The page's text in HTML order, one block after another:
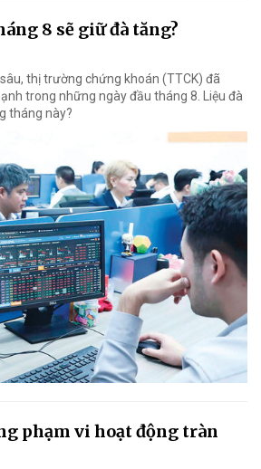
8 sẽ giữ đà tăng?
thị trường chứng khoán (TTCK) đã
trong những ngày đầu tháng 8. Liệu đà
tháng này?
phạm vi hoạt động tràn